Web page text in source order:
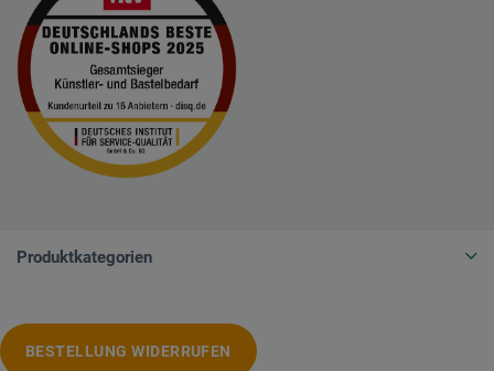
Produktkategorien
BESTELLUNG WIDERRUFEN